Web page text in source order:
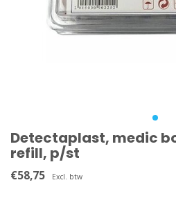
Detectaplast, medic
refill, p/st
€58,75 Excl. btw